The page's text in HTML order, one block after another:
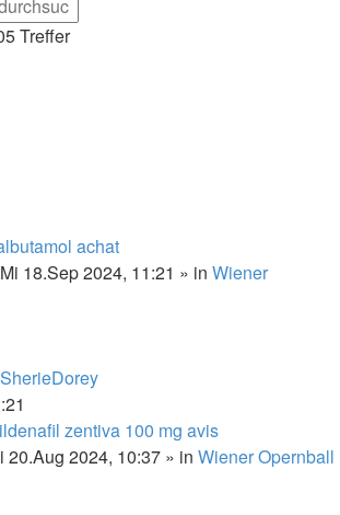
Treffer
achat
Mi 18.Sep 2024, 11:21 » in Wiener
SherieDorey
zentiva 100 mg avis
20.Aug 2024, 10:37 » in Wiener Opernball